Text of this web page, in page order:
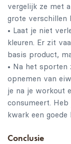
vergelijk ze met
grote verschillen
• Laat je niet
kleuren. Er zit
basis product,
• Na het
opnemen van
je na je workout
consumeert.
kwark een goede
Conclusie